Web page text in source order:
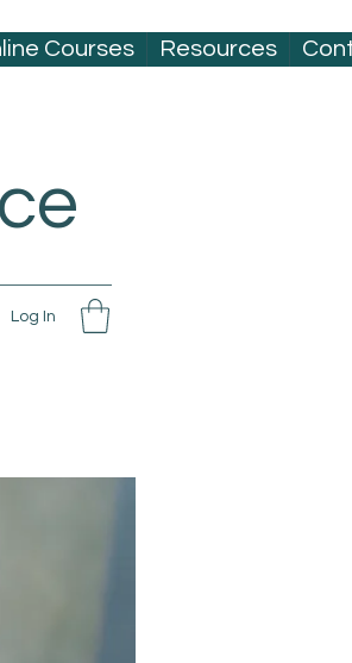
Courses Resources
Log In